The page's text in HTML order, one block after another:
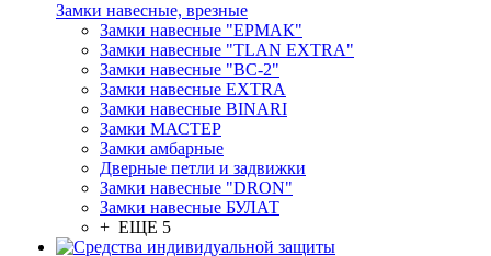
Замки навесные, врезные
Замки навесные "ЕРМАК"
Замки навесные "TLAN EXTRA"
Замки навесные "ВС-2"
Замки навесные EXTRA
Замки навесные BINARI
Замки МАСТЕР
Замки амбарные
Дверные петли и задвижки
Замки навесные "DRON"
Замки навесные БУЛАТ
+ ЕЩЕ 5